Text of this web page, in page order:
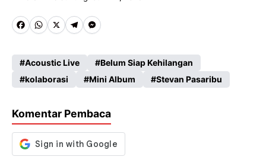
Fa
b
o
k
W
ts
A
p
X
Te
gr
a
M
se
n
er
Acoustic Live
Belum Siap Kehilangan
kolaborasi
Mini Album Stevan Pasaribu
Komentar Pembaca